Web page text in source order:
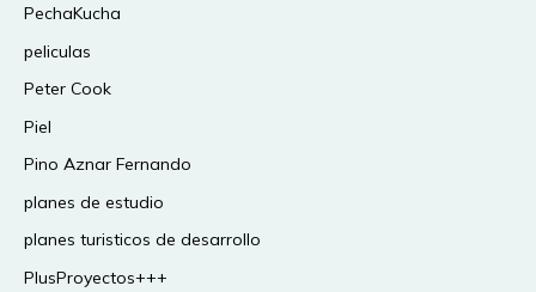
PechaKucha
peliculas
Peter Cook
Piel
Pino Aznar Fernando
planes de estudio
planes turisticos de desarrollo
PlusProyectos+++